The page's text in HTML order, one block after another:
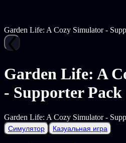
Garden Life: A Cozy Simulator -
Garden Life: A
- Supporter Pack
Garden Life: A Cozy Simulator -
Симулятор Казуальная игра